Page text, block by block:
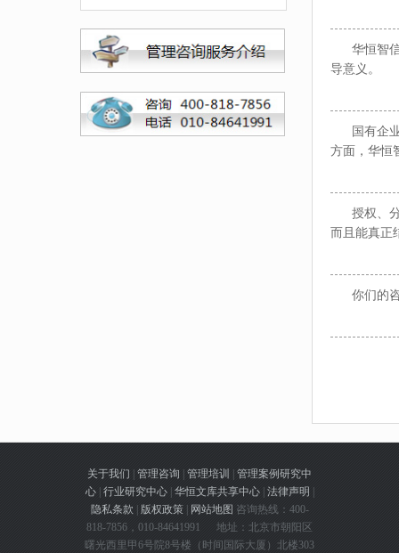
华恒智信
导意义。
国有企业
方面，华恒
授权、分
而且能真正
你们的咨
关于我们 管理咨询 管理培训
管理案例研究中
心| 行业研究中心| 华恒文库共享中心| 法律声明
隐私条款
版权政策| 网站地图 咨询热线：400-
818-7856，010-84641991 地址：北京市朝阳区
曙光西里甲6号院8号楼（时间国际大厦）北楼303